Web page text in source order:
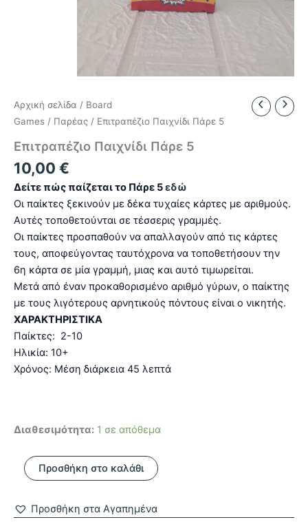
Αρχική σελίδα / Board
Games / Παρέας / Επιτραπέζιο Παιχνίδι Πάρε 5
Επιτραπέζιο Παιχνίδι Πάρε 5
10,00 €
Δείτε πώς παίζεται το Πάρε 5εδώ
Οι παίκτες ξεκινούν με δέκα τυχαίες κάρτες με αριθμούς.
Αυτές τοποθετούνται σε τέσσερις γραμμές.
Οι παίκτες προσπαθούν να απαλλαγούν από τις κάρτες
τους, αποφεύγοντας ταυτόχρονα να τοποθετήσουν την
6η κάρτα σε μία γραμμή, μιας και αυτό τιμωρείται.
Μετά από έναν προκαθορισμένο αριθμό γύρων, ο παίκτης
με τους λιγότερους αρνητικούς πόντους είναι ο νικητής.
ΧΑΡΑΚΤΗΡΙΣΤΙΚΑ
Παίκτες: 2-10
Ηλικία: 10+
Χρόνος: Μέση διάρκεια 45 λεπτά
Διαθεσιμότητα: 1 σε απόθεμα
Επιτραπέζιο
Παιχνίδι
5
ποσότητα
Προσθήκη στο καλάθι
Προσθήκη στα Αγαπημένα